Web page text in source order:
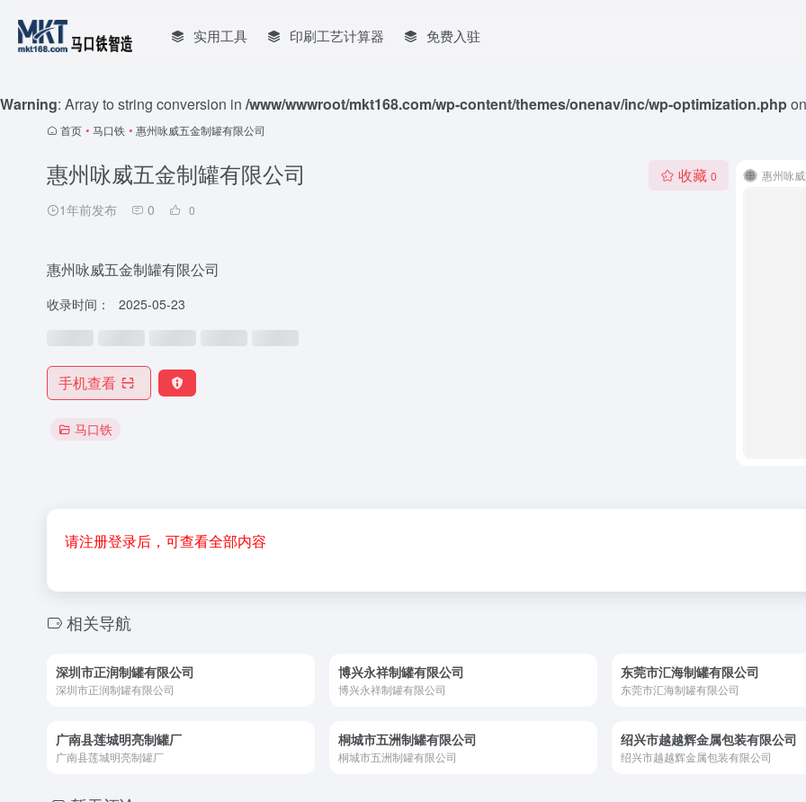
Warning: Array to string conversion in /www/wwwroot/mkt168.com/wp-content/themes/onenav/inc/wp-optimization.php
实用工具 印刷工艺计算器 免费入驻
首页 • 马口铁 • 惠州咏威五金制罐有限公司
惠州咏威五金制罐有限公司
1年前发布 0 0
收藏 0
惠州咏威五金制罐有限公司
收录时间： 2025-05-23
手机查看
马口铁
惠州咏
请注册登录后，可查看全部内容
相关导航
深圳市正润制罐有限公司
深圳市正润制罐有限公司
博兴永祥制罐有限公司
博兴永祥制罐有限公司
东莞市汇海制罐有限公司
东莞市汇海制罐有限公司
广南县莲城明亮制罐厂
广南县莲城明亮制罐厂
桐城市五洲制罐有限公司
桐城市五洲制罐有限公司
绍兴市越越辉金属包装有限公司
绍兴市越越辉金属包装有限公司